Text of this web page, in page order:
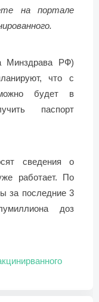
на портале
Минздрава РФ)
что с
будет в
паспорт
сведения о
работает. По
за последние 3
доз